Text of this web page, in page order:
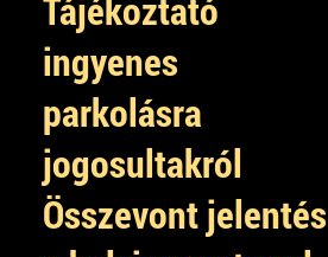
ingyenes
parkolásra
jogosultakról
Összevont jelentés